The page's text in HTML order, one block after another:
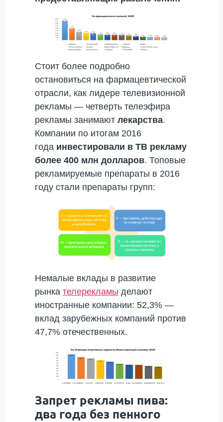
Стоит более подробно
остановиться на фармацевтической
отрасли, как лидере телевизионной
рекламы — четверть телеэфира
рекламы занимают лекарства.
Компании по итогам 2016
года инвестировали в ТВ рекламу
более 400 млн долларов. Топовые
рекламируемые препараты в 2016
году стали препараты групп:
Немалые вклады в развитие
рынка телерекламы делают
иностранные компании: 52,3% —
вклад зарубежных компаний против
47,7% отечественных.
Запрет рекламы пива:
два года без пенного